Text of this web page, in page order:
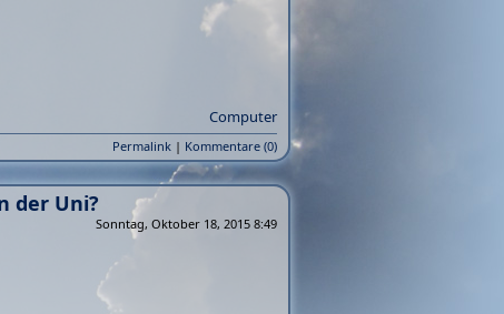
Computer
Permalink | Kommentare (0)
der Uni?
Sonntag, Oktober 18, 2015 8:49